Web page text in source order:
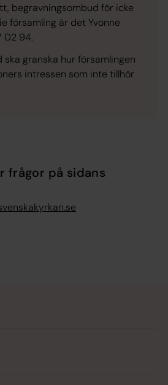
begravningsombud för icke
församling är det Yvonne
02 94.
ska granska hur församlingen
intressen som inte tillhör
frågor på sidans